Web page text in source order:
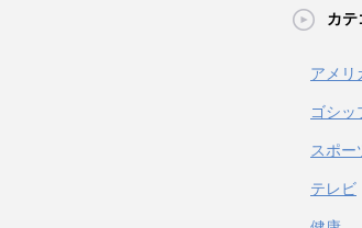
カテ
アメリ
ゴシッ
スポー
テレビ